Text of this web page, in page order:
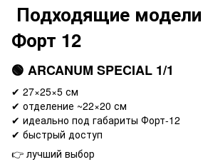
Подходящие
Форт 12
🟢 ARCANUM SPECIAL 1/1
✔ 27×25×5 см
✔ отделение ~22×20 см
✔ идеально под габариты Форт-12
✔ быстрый доступ
👉 лучший выбор